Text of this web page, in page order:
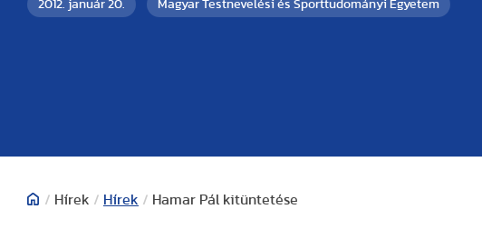
2012. január 20. Magyar Testnevelési és Sporttudományi Egyetem
/ Hírek / Hírek / Hamar Pál kitüntetése